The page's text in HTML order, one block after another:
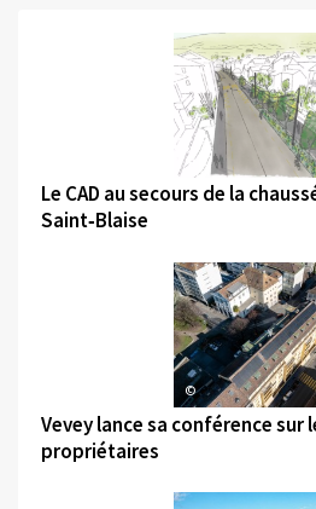
©
Le CAD au secours de la
Saint‑Blaise
©
Vevey lance sa conférence sur
propriétaires